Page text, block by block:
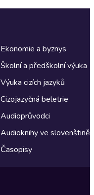
Ekonomie a byznys
Školní a předškolní výuka
Výuka cizích jazyků
Cizojazyčná beletrie
Audioprůvodci
Audioknihy ve slovenštině
Časopisy